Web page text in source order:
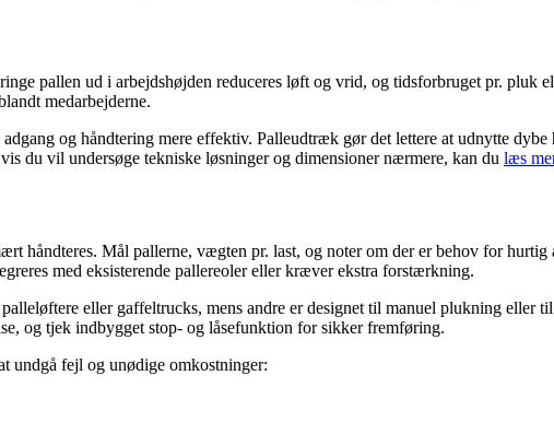
pallen ud i arbejdshøjden reduceres løft og vrid, og tidsforbruget pr. pluk
medarbejderne.
og håndtering mere effektiv. Palleudtræk gør det lettere at udnytte
du vil undersøge tekniske løsninger og dimensioner nærmere, kan du læs
håndteres. Mål pallerne, vægten pr. last, og noter om der er behov for hurtig
med eksisterende pallereoler eller kræver ekstra forstærkning.
eller gaffeltrucks, mens andre er designet til manuel plukning eller
og tjek indbygget stop- og låsefunktion for sikker fremføring.
undgå fejl og unødige omkostninger: